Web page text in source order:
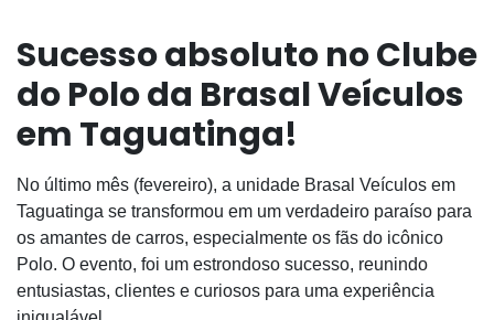
Sucesso absoluto no Clube
do Polo da Brasal Veículos
em Taguatinga!
No último mês (fevereiro), a unidade Brasal Veículos em
Taguatinga se transformou em um verdadeiro paraíso para
os amantes de carros, especialmente os fãs do icônico
Polo. O evento, foi um estrondoso sucesso, reunindo
entusiastas, clientes e curiosos para uma experiência